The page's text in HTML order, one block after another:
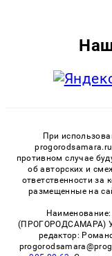
При
progorodsamara.ru
противном случае
об авторских и
ответственности за
размещенные на
Наименование:
(ПРОГОРОДСАМАРА)
редактор: